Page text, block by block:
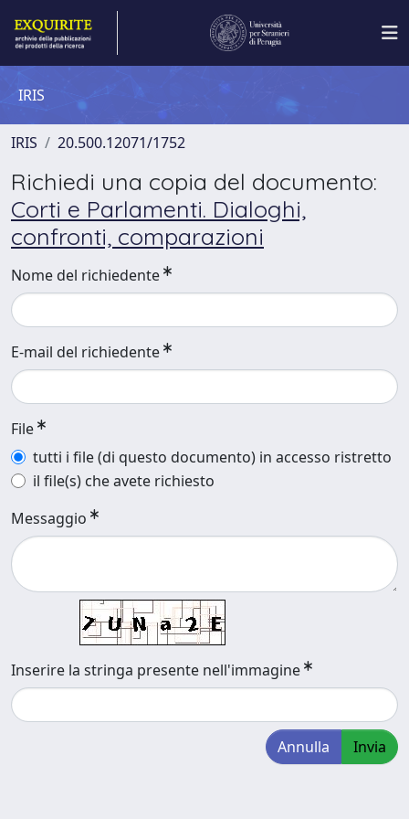
IRIS
IRIS 20.500.12071/1752
Richiedi una copia del documento:
Corti e Parlamenti. Dialoghi,
confronti, comparazioni
Nome del richiedente
E-mail del richiedente
File
tutti i file (di questo documento) in accesso ristretto
il file(s) che avete richiesto
Messaggio
Inserire la stringa presente nell'immagine
Annulla Invia